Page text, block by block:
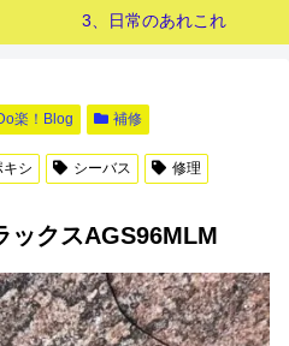
3、日常のあれこれ
楽！Blog 補修
キシ シーバス 修理
ックスAGS96MLM